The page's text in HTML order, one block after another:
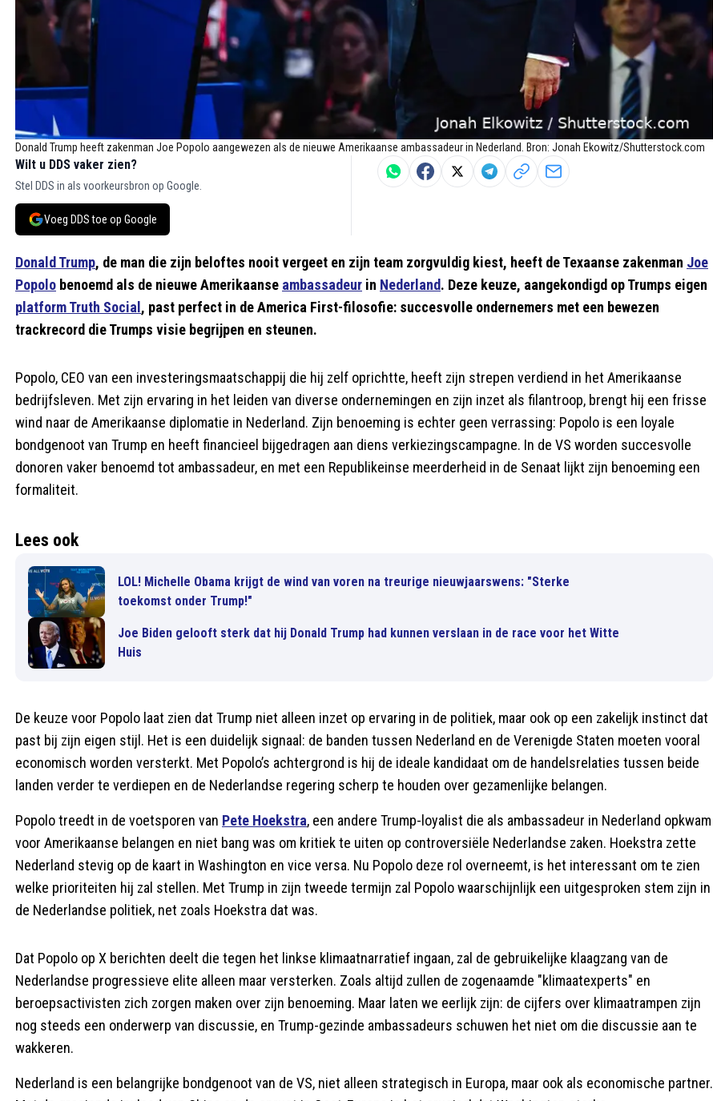
Donald Trump heeft zakenman Joe Popolo aangewezen als de nieuwe Amerikaanse ambassadeur in Nederland. Bron: Jonah Ekowitz/Shutterstock.com
Wilt u DDS vaker zien?
Stel DDS in als voorkeursbron op Google.
Voeg DDS toe op Google
Donald Trump, de man die zijn beloftes nooit vergeet en zijn team zorgvuldig kiest, heeft de Texaanse zakenman Joe
Popolo benoemd als de nieuwe Amerikaanse ambassadeur in Nederland. Deze keuze, aangekondigd op Trumps eigen
platform Truth Social , past perfect in de America First-filosofie: succesvolle ondernemers met een bewezen
trackrecord die Trumps visie begrijpen en steunen.
Popolo, CEO van een investeringsmaatschappij die hij zelf oprichtte, heeft zijn strepen verdiend in het Amerikaanse
bedrijfsleven. Met zijn ervaring in het leiden van diverse ondernemingen en zijn inzet als filantroop, brengt hij een frisse
wind naar de Amerikaanse diplomatie in Nederland. Zijn benoeming is echter geen verrassing: Popolo is een loyale
bondgenoot van Trump en heeft financieel bijgedragen aan diens verkiezingscampagne. In de VS worden succesvolle
donoren vaker benoemd tot ambassadeur, en met een Republikeinse meerderheid in de Senaat lijkt zijn benoeming een
formaliteit.
Lees ook
LOL! Michelle Obama krijgt de wind van voren na treurige nieuwjaarswens: "Sterke
toekomst onder Trump!"
Joe Biden gelooft sterk dat hij Donald Trump had kunnen verslaan in de race voor het Witte
Huis
De keuze voor Popolo laat zien dat Trump niet alleen inzet op ervaring in de politiek, maar ook op een zakelijk instinct dat
past bij zijn eigen stijl. Het is een duidelijk signaal: de banden tussen Nederland en de Verenigde Staten moeten vooral
economisch worden versterkt. Met Popolo’s achtergrond is hij de ideale kandidaat om de handelsrelaties tussen beide
landen verder te verdiepen en de Nederlandse regering scherp te houden over gezamenlijke belangen.
Popolo treedt in de voetsporen van Pete Hoekstra, een andere Trump-loyalist die als ambassadeur in Nederland opkwam
voor Amerikaanse belangen en niet bang was om kritiek te uiten op controversiële Nederlandse zaken. Hoekstra zette
Nederland stevig op de kaart in Washington en vice versa. Nu Popolo deze rol overneemt, is het interessant om te zien
welke prioriteiten hij zal stellen. Met Trump in zijn tweede termijn zal Popolo waarschijnlijk een uitgesproken stem zijn in
de Nederlandse politiek, net zoals Hoekstra dat was.
Dat Popolo op X berichten deelt die tegen het linkse klimaatnarratief ingaan, zal de gebruikelijke klaagzang van de
Nederlandse progressieve elite alleen maar versterken. Zoals altijd zullen de zogenaamde "klimaatexperts" en
beroepsactivisten zich zorgen maken over zijn benoeming. Maar laten we eerlijk zijn: de cijfers over klimaatrampen zijn
nog steeds een onderwerp van discussie, en Trump-gezinde ambassadeurs schuwen het niet om die discussie aan te
wakkeren.
Nederland is een belangrijke bondgenoot van de VS, niet alleen strategisch in Europa, maar ook als economische partner.